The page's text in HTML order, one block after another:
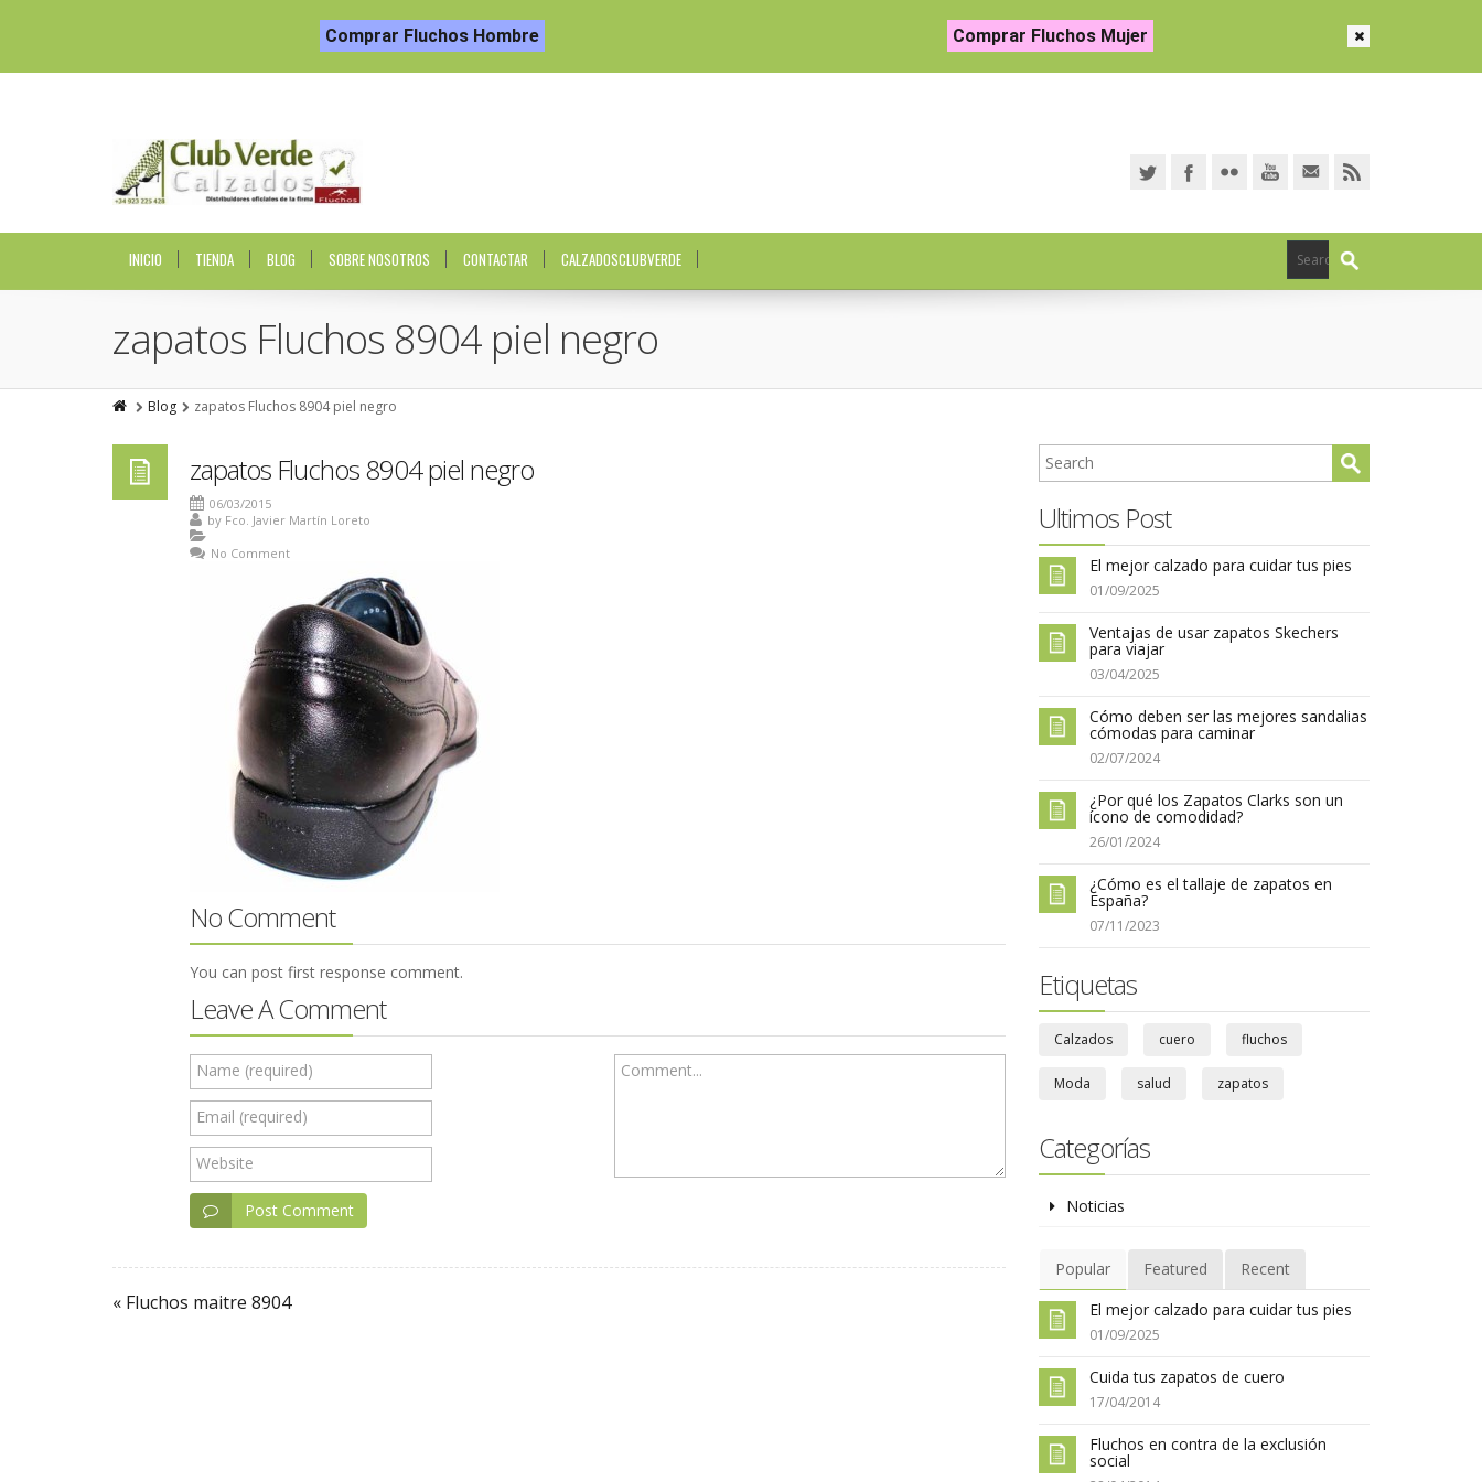
Comprar Fluchos Hombre Comprar Fluchos Mujer
INICIO TIENDA BLOG SOBRE NOSOTROS CONTACTAR CALZADOSCLUBVERDE
zapatos Fluchos 8904 piel negro
Blog zapatos Fluchos 8904 piel negro
zapatos Fluchos 8904 piel negro
06/03/2015
by Fco. Javier Martín Loreto
No Comment
No Comment
You can post first response comment.
Leave A Comment
Name (required)
Email (required)
Website
Comment...
Post Comment
« Fluchos maitre 8904
Ultimos Post
El mejor calzado para cuidar tus pies
01/09/2025
Ventajas de usar zapatos Skechers
para viajar
03/04/2025
Cómo deben ser las mejores sandalias
cómodas para caminar
02/07/2024
¿Por qué los Zapatos Clarks son un
ícono de comodidad?
26/01/2024
¿Cómo es el tallaje de zapatos en
España?
07/11/2023
Etiquetas
Calzados cuero fluchos
Moda salud zapatos
Categorías
Noticias
Popular Featured
Recent
El mejor calzado para cuidar tus pies
01/09/2025
Cuida tus zapatos de cuero
17/04/2014
Fluchos en contra de la exclusión
social